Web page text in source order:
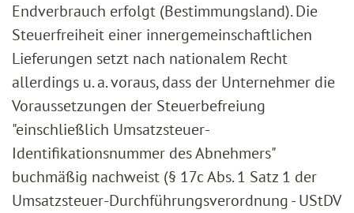
Endverbrauch erfolgt (Bestimmungsland). Die
Steuerfreiheit einer innergemeinschaftlichen
Lieferungen setzt nach nationalem Recht
allerdings u. a. voraus, dass der Unternehmer die
Voraussetzungen der Steuerbefreiung
"einschließlich Umsatzsteuer-
Identifikationsnummer des Abnehmers"
buchmäßig nachweist (§ 17c Abs. 1 Satz 1 der
Umsatzsteuer-Durchführungsverordnung - UStDV